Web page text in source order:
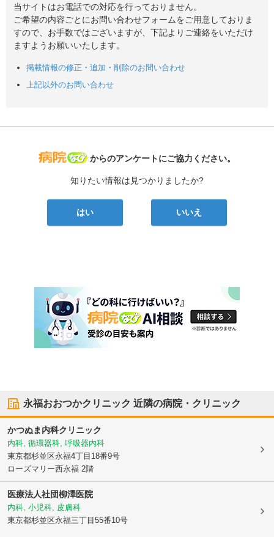
当サイトはお電話での対応を行っておりません。
ご希望の内容ごとにお問い合わせフォームをご用意しておりま
すので、お手数ではございますが、下記よりご連絡をいただけ
ますようお願いいたします。
掲載情報の修正・追加・削除のお問い合わせ
上記以外のお問い合わせ
病院なび
からのアンケートにご協力ください。
知りたい情報は見つかりましたか?
はい いいえ
永福おおつかクリニック 近隣の病院・クリニック
かつぬま内科クリニック
内科, 循環器科, 呼吸器内科
東京都杉並区永福4丁目18番9号
ローズマリー西永福 2階
医療法人社団柳澤医院
内科, 小児科, 皮膚科
東京都杉並区永福三丁目55番10号